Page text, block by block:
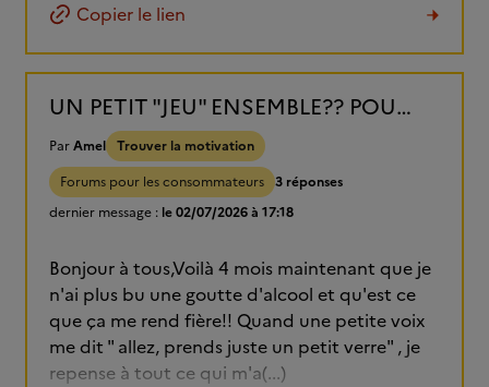
Copier le lien
UN PETIT "JEU" ENSEMBLE?? POUR SE SOUVENIR POURQUOI ON ARRETE
ParAmel Trouver la motivation
Forums pour les consommateurs 3 réponses
dernier message : le 02/07/2026 à 17:18
Bonjour à tous,Voilà 4 mois maintenant que je
n'ai plus bu une goutte d'alcool et qu'est ce
que ça me rend fière!! Quand une petite voix
me dit " allez, prends juste un petit verre" , je
repense à tout ce qui m'a(...)